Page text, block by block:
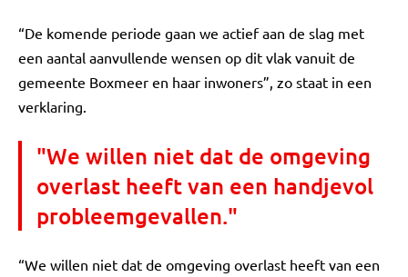
“De komende periode gaan we actief aan de slag met
een aantal aanvullende wensen op dit vlak vanuit de
gemeente Boxmeer en haar inwoners”, zo staat in een
verklaring.
"We willen niet dat de omgeving
overlast heeft van een handjevol
probleemgevallen."
“We willen niet dat de omgeving overlast heeft van een